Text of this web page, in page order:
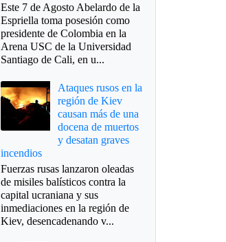
Este 7 de Agosto Abelardo de la
Espriella toma posesión como
presidente de Colombia en la
Arena USC de la Universidad
Santiago de Cali, en u...
Ataques rusos en la
región de Kiev
causan más de una
docena de muertos
y desatan graves
incendios
Fuerzas rusas lanzaron oleadas
de misiles balísticos contra la
capital ucraniana y sus
inmediaciones en la región de
Kiev, desencadenando v...